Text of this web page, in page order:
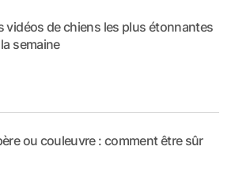
vidéos de chiens les plus étonnantes
semaine
ou couleuvre : comment être sûr